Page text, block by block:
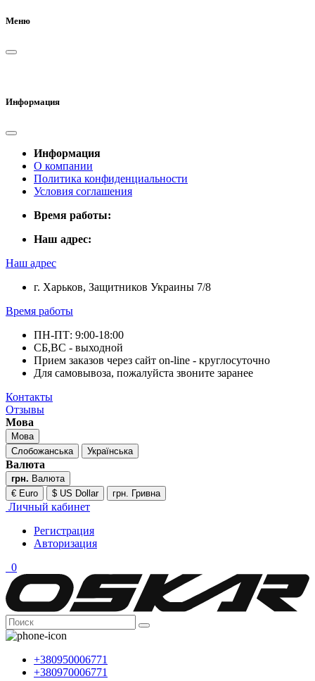
Меню
Информация
Информация
О компании
Политика конфиденциальности
Условия соглашения
Время работы:
Наш адрес:
Наш адрес
г. Харьков, Защитников Украины 7/8
Время работы
ПН-ПТ: 9:00-18:00
СБ,ВС - выходной
Прием заказов через сайт on-line - круглосуточно
Для самовывоза, пожалуйста звоните заранее
Контакты
Отзывы
Мова
Мова
Слобожанська
Українська
Валюта
грн. Валюта
€ Euro
$ US Dollar грн. Гривна
Личный кабинет
Регистрация
Авторизация
0
+380950006771
+380970006771